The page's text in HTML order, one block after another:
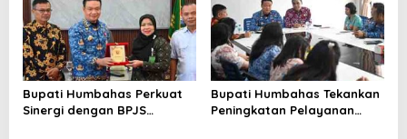
Bupati Humbahas Perkuat
Sinergi dengan BPJS
Bupati Humbahas Tekankan
Peningkatan Pelayanan